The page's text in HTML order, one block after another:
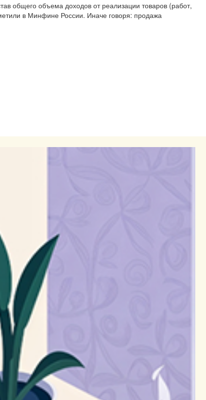
общего объема доходов от реализации товаров (работ,
в Минфине России. Иначе говоря: продажа